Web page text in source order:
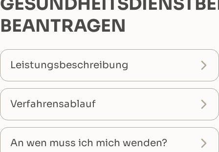
BEANTRAGEN
Leistungsbeschreibung
Verfahrensablauf
An wen muss ich mich wenden?